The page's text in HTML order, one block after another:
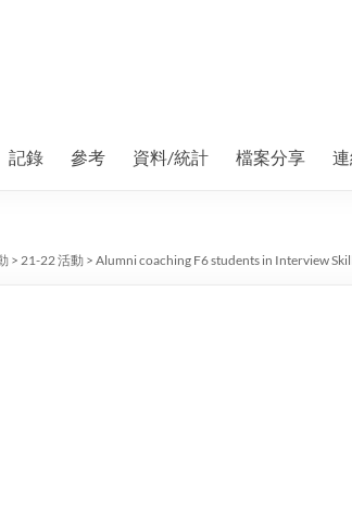
記錄 參考 資料/統計 檔案分享
> 21-22 活動 > Alumni coaching F6 students in Interview